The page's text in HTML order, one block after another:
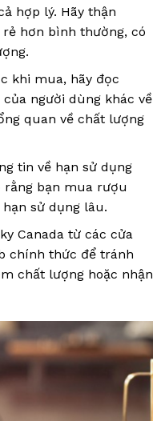
hợp lý. Hãy thận
hơn bình thường, có
khi mua, hãy đọc
người dùng khác về
quan về chất lượng
tin về hạn sử dụng
rằng bạn mua rượu
sử dụng lâu.
Canada từ các cửa
chính thức để tránh
chất lượng hoặc nhận